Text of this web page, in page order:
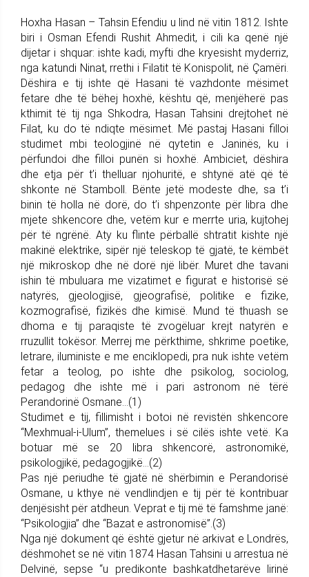
Hoxha Hasan – Tahsin Efendiu u lind në vitin 1812. Ishte
biri i Osman Efendi Rushit Ahmedit, i cili ka qenë një
dijetar i shquar: ishte kadi, myfti dhe kryesisht myderriz,
nga katundi Ninat, rrethi i Filatit të Konispolit, në Çamëri.
Dëshira e tij ishte që Hasani të vazhdonte mësimet
fetare dhe të bëhej hoxhë, kështu që, menjëherë pas
kthimit të tij nga Shkodra, Hasan Tahsini drejtohet në
Filat, ku do të ndiqte mësimet. Më pastaj Hasani filloi
studimet mbi teologjinë në qytetin e Janinës, ku i
përfundoi dhe filloi punën si hoxhë. Ambiciet, dëshira
dhe etja për t’i thelluar njohuritë, e shtynë atë që të
shkonte në Stamboll. Bënte jetë modeste dhe, sa t’i
binin të holla në dorë, do t’i shpenzonte për libra dhe
mjete shkencore dhe, vetëm kur e merrte uria, kujtohej
për të ngrënë. Aty ku flinte përballë shtratit kishte një
makinë elektrike, sipër një teleskop të gjatë, te këmbët
një mikroskop dhe në dorë një libër. Muret dhe tavani
ishin të mbuluara me vizatimet e figurat e historisë së
natyrës, gjeologjisë, gjeografisë, politike e fizike,
kozmografisë, fizikës dhe kimisë. Mund të thuash se
dhoma e tij paraqiste të zvogëluar krejt natyrën e
rruzullit tokësor. Merrej me përkthime, shkrime poetike,
letrare, iluministe e me enciklopedi, pra nuk ishte vetëm
fetar a teolog, po ishte dhe psikolog, sociolog,
pedagog dhe ishte më i pari astronom në tërë
Perandorinë Osmane…(1)
Studimet e tij, fillimisht i botoi në revistën shkencore
“Mexhmual-i-Ulum”, themelues i së cilës ishte vetë. Ka
botuar më se 20 libra shkencorë, astronomikë,
psikologjikë, pedagogjikë…(2)
Pas një periudhe të gjatë në shërbimin e Perandorisë
Osmane, u kthye në vendlindjen e tij për të kontribuar
denjësisht për atdheun. Veprat e tij më të famshme janë:
“Psikologjia” dhe “Bazat e astronomisë”.(3)
Nga një dokument që është gjetur në arkivat e Londrës,
dëshmohet se në vitin 1874 Hasan Tahsini u arrestua në
Delvinë, sepse “u predikonte bashkatdhetarëve lirinë